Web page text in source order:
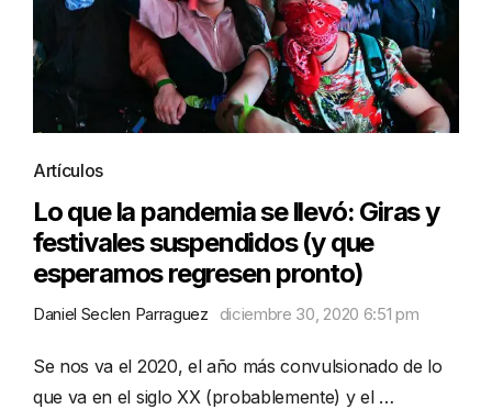
Artículos
Lo que la pandemia se llevó: Giras y
festivales suspendidos (y que
esperamos regresen pronto)
Daniel Seclen Parraguez diciembre 30, 2020 6:51 pm
Se nos va el 2020, el año más convulsionado de lo
que va en el siglo XX (probablemente) y el …